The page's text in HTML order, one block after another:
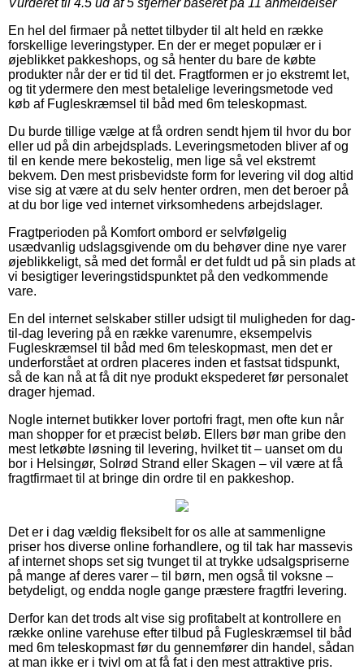
En hel del firmaer på nettet tilbyder til alt held en række
forskellige leveringstyper. En der er meget populær er i
øjeblikket pakkeshops, og så henter du bare de købte
produkter når der er tid til det. Fragtformen er jo ekstremt let,
og tit ydermere den mest betalelige leveringsmetode ved
køb af Fugleskræmsel til båd med 6m teleskopmast.
Du burde tillige vælge at få ordren sendt hjem til hvor du bor
eller ud på din arbejdsplads. Leveringsmetoden bliver af og
til en kende mere bekostelig, men lige så vel ekstremt
bekvem. Den mest prisbevidste form for levering vil dog altid
vise sig at være at du selv henter ordren, men det beroer på
at du bor lige ved internet virksomhedens arbejdslager.
Fragtperioden på Komfort ombord er selvfølgelig
usædvanlig udslagsgivende om du behøver dine nye varer
øjeblikkeligt, så med det formål er det fuldt ud på sin plads at
vi besigtiger leveringstidspunktet på den vedkommende
vare.
En del internet selskaber stiller udsigt til muligheden for dag-
til-dag levering på en række varenumre, eksempelvis
Fugleskræmsel til båd med 6m teleskopmast, men det er
underforstået at ordren placeres inden et fastsat tidspunkt,
så de kan nå at få dit nye produkt ekspederet før personalet
drager hjemad.
Nogle internet butikker lover portofri fragt, men ofte kun når
man shopper for et præcist beløb. Ellers bør man gribe den
mest letkøbte løsning til levering, hvilket tit – uanset om du
bor i Helsingør, Solrød Strand eller Skagen – vil være at få
fragtfirmaet til at bringe din ordre til en pakkeshop.
Det er i dag vældig fleksibelt for os alle at sammenligne
priser hos diverse online forhandlere, og til tak har massevis
af internet shops set sig tvunget til at trykke udsalgspriserne
på mange af deres varer – til børn, men også til voksne –
betydeligt, og endda nogle gange præstere fragtfri levering.
Derfor kan det trods alt vise sig profitabelt at kontrollere en
række online varehuse efter tilbud på Fugleskræmsel til båd
med 6m teleskopmast før du gennemfører din handel, sådan
at man ikke er i tvivl om at få fat i den mest attraktive pris.